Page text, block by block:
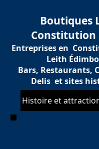
Boutiques
Constitution
Entreprises en
Leith
Bars, Restaurants,
Delis et sites
Histoire et